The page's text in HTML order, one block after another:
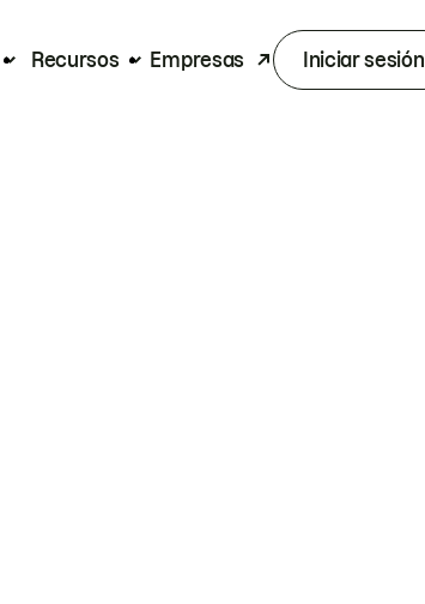
Recursos Empresas Iniciar sesión